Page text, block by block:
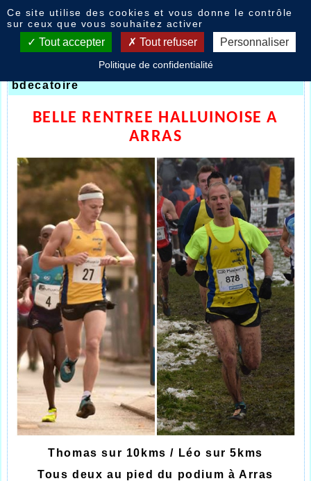
Nouvelles
- le
bdecatoire
BELLE RENTREE HALLUINOISE A
ARRAS
Thomas sur 10kms / Léo sur 5kms
Tous deux au pied du podium à Arras
Ce site utilise des cookies et vous donne le contrôle
sur ceux que vous souhaitez activer
Tout accepter Tout refuser Personnaliser
Politique de confidentialité